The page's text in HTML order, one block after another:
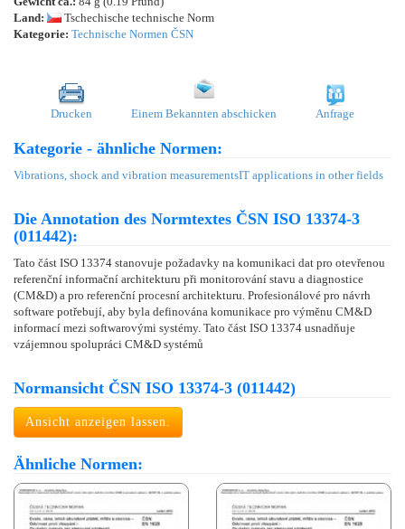
Land:
Tschechische technische Norm
Kategorie: Technische Normen ČSN
Drucken Einem Bekannten abschicken Anfrage
Kategorie - ähnliche Normen:
Vibrations, shock and vibration measurementsIT applications in other fields
Die Annotation des Normtextes ČSN ISO 13374-3
(011442):
Tato část ISO 13374 stanovuje požadavky na komunikaci dat pro otevřenou
referenční informační architekturu při monitorování stavu a diagnostice
(CM&D) a pro referenční procesní architekturu. Profesionálové pro návrh
software potřebují, aby byla definována komunikace pro výměnu CM&D
informací mezi softwarovými systémy. Tato část ISO 13374 usnadňuje
vzájemnou spolupráci CM&D systémů
Normansicht ČSN ISO 13374-3 (011442)
Ansicht anzeigen lassen.
Ähnliche Normen: